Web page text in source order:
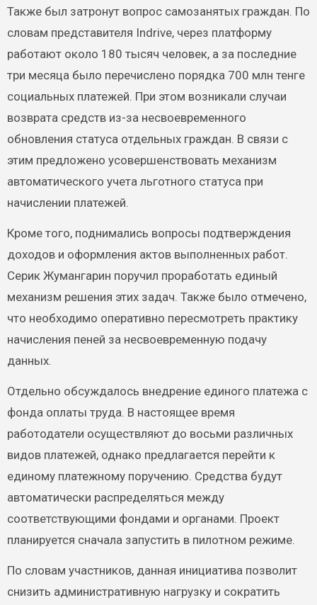
Также был затронут вопрос самозанятых граждан. По
словам представителя Indrive, через платформу
работают около 180 тысяч человек, а за последние
три месяца было перечислено порядка 700 млн тенге
социальных платежей. При этом возникали случаи
возврата средств из-за несвоевременного
обновления статуса отдельных граждан. В связи с
этим предложено усовершенствовать механизм
автоматического учета льготного статуса при
начислении платежей.
Кроме того, поднимались вопросы подтверждения
доходов и оформления актов выполненных работ.
Серик Жумангарин поручил проработать единый
механизм решения этих задач. Также было отмечено,
что необходимо оперативно пересмотреть практику
начисления пеней за несвоевременную подачу
данных.
Отдельно обсуждалось внедрение единого платежа с
фонда оплаты труда. В настоящее время
работодатели осуществляют до восьми различных
видов платежей, однако предлагается перейти к
единому платежному поручению. Средства будут
автоматически распределяться между
соответствующими фондами и органами. Проект
планируется сначала запустить в пилотном режиме.
По словам участников, данная инициатива позволит
снизить административную нагрузку и сократить